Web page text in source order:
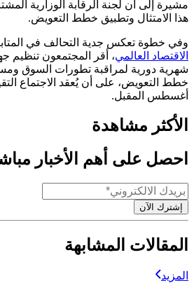
مشيرة إلى أن لجنة الرقابة الوزارية
هذا الامتثال وتطبيق خطط التعويض.
وفي خطوة تعكس جدية التحالف في
الاقتصاد العالمي، أقر المجتمعون تنظيم
شهرية دورية لمراقبة تطورات السوق
أغسطس المقبل.
الأكثر مشاهدة
احصل على أهم الأخبار
إشترك الآن
المقالات المشابهة
المزيد